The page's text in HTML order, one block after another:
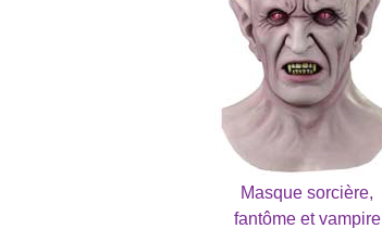
Masque sorcière,
fantôme et vampire